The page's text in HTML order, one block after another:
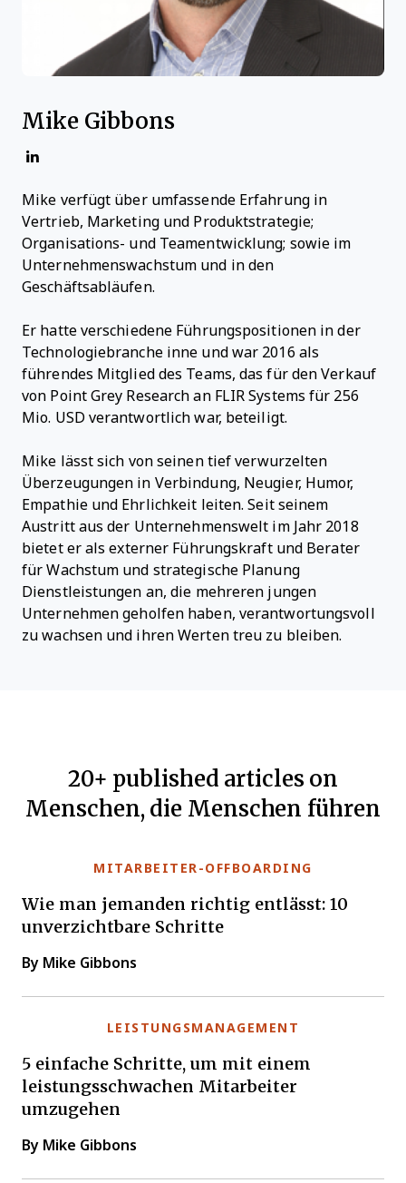
Mike Gibbons
Mike verfügt über umfassende Erfahrung in
Vertrieb, Marketing und Produktstrategie;
Organisations- und Teamentwicklung; sowie im
Unternehmenswachstum und in den
Geschäftsabläufen.
Er hatte verschiedene Führungspositionen in der
Technologiebranche inne und war 2016 als
führendes Mitglied des Teams, das für den Verkauf
von Point Grey Research an FLIR Systems für 256
Mio. USD verantwortlich war, beteiligt.
Mike lässt sich von seinen tief verwurzelten
Überzeugungen in Verbindung, Neugier, Humor,
Empathie und Ehrlichkeit leiten. Seit seinem
Austritt aus der Unternehmenswelt im Jahr 2018
bietet er als externer Führungskraft und Berater
für Wachstum und strategische Planung
Dienstleistungen an, die mehreren jungen
Unternehmen geholfen haben, verantwortungsvoll
zu wachsen und ihren Werten treu zu bleiben.
20+ published articles on
Menschen, die Menschen führen
MITARBEITER-OFFBOARDING
Wie man jemanden richtig entlässt: 10
unverzichtbare Schritte
By Mike Gibbons
LEISTUNGSMANAGEMENT
5 einfache Schritte, um mit einem
leistungsschwachen Mitarbeiter
umzugehen
By Mike Gibbons